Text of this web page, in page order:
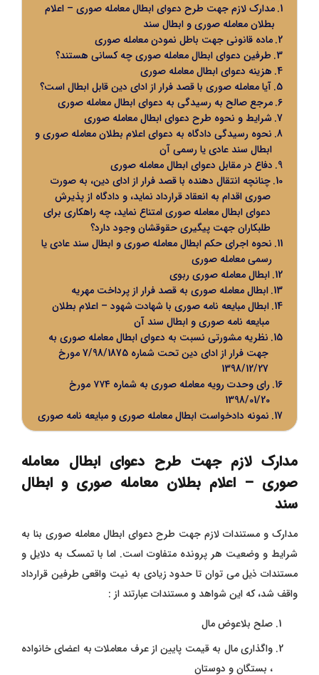
مدارک لازم جهت طرح دعوای ابطال معامله صوری – اعلام
بطلان معامله صوری و ابطال سند
ماده قانونی جهت باطل نمودن معامله صوری
طرفین دعوای ابطال معامله صوری چه کسانی هستند؟
هزینه دعوای ابطال معامله صوری
آیا معامله صوری با قصد فرار از ادای دین قابل ابطال است؟
مرجع صالح به رسیدگی به دعوای ابطال معامله صوری
شرایط و نحوه طرح دعوای ابطال معامله صوری
نحوه رسیدگی دادگاه به دعوای اعلام بطلان معامله صوری و
ابطال سند عادی یا رسمی آن
دفاع در مقابل دعوای ابطال معامله صوری
چنانچه انتقال دهنده با قصد فرار از ادای دین، به صورت
صوری اقدام به انعقاد قرارداد نماید، و دادگاه از پذیرش
دعوای ابطال معامله صوری امتناع نماید، چه راهکاری برای
طلبکاران جهت پیگیری حقوقشان وجود دارد؟
نحوه اجرای حکم ابطال معامله صوری و ابطال سند عادی یا
رسمی معامله صوری
ابطال معامله صوری ربوی
ابطال معامله صوری به قصد فرار از پرداخت مهریه
ابطال مبایعه نامه صوری با شهادت شهود – اعلام بطلان
مبایعه نامه صوری و ابطال سند آن
نظریه مشورتی نسبت به دعوای ابطال معامله صوری به
جهت فرار از ادای دین تحت شماره 7/98/1875 مورخ
1398/12/27
رای وحدت رویه معامله صوری به شماره ۷۷۴ مورخ
1398/01/20
نمونه دادخواست ابطال معامله صوری و مبایعه نامه صوری
مدارک لازم جهت طرح دعوای ابطال معامله
صوری – اعلام بطلان معامله صوری و ابطال
سند
مدارک و مستندات لازم جهت طرح دعوای ابطال معامله صوری بنا به
شرایط و وضعیت هر پرونده متفاوت است. اما با تمسک به دلایل و
مستندات ذیل می توان تا حدود زیادی به نیت واقعی طرفین قرارداد
واقف شد، که این شواهد و مستندات عبارتند از :
صلح بلاعوض مال
واگذاری مال به قیمت پایین از عرف معاملات به اعضای خانواده
، بستگان و دوستان